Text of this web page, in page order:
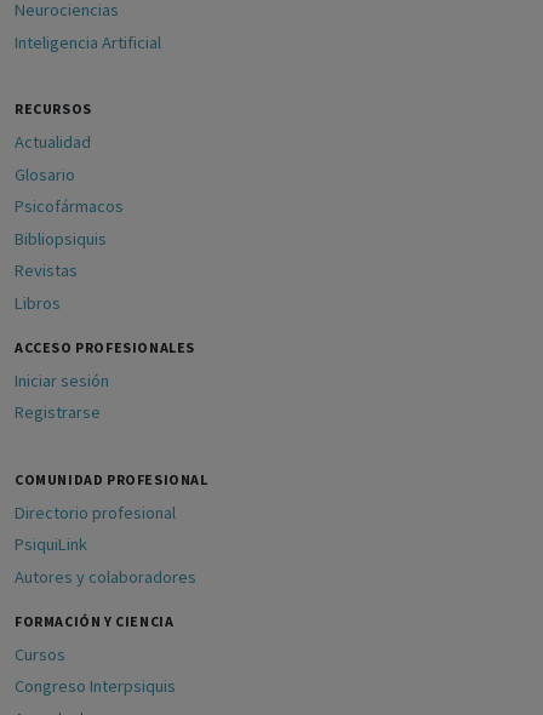
Neurociencias
Inteligencia Artificial
RECURSOS
Actualidad
Glosario
Psicofármacos
Bibliopsiquis
Revistas
Libros
ACCESO PROFESIONALES
Iniciar sesión
Registrarse
COMUNIDAD PROFESIONAL
Directorio profesional
PsiquiLink
Autores y colaboradores
FORMACIÓN Y CIENCIA
Cursos
Congreso Interpsiquis